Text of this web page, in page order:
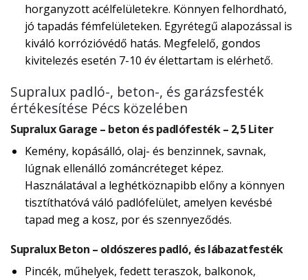
horganyzott acélfelületekre. Könnyen felhordható,
jó tapadás fémfelületeken. Egyrétegű alapozással is
kiváló korrózióvédő hatás. Megfelelő, gondos
kivitelezés esetén 7-10 év élettartam is elérhető.
Supralux padló-, beton-, és garázsfesték
értékesítése Pécs közelében
Supralux Garage – beton és padlófesték – 2,5 Liter
Kemény, kopásálló, olaj- és benzinnek, savnak,
lúgnak ellenálló zománcréteget képez.
Használatával a leghétköznapibb előny a könnyen
tisztíthatóvá váló padlófelület, amelyen kevésbé
tapad meg a kosz, por és szennyeződés.
Supralux Beton – oldószeres padló, és lábazatfesték
Pincék, műhelyek, fedett teraszok, balkonok,